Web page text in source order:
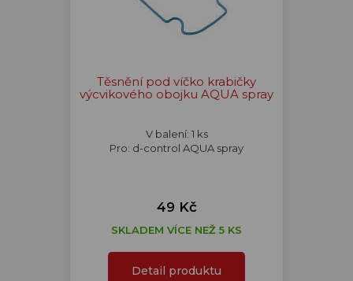
Těsnění pod víčko krabičky
výcvikového obojku AQUA spray
V balení: 1 ks
Pro: d-control AQUA spray
49 Kč
SKLADEM VÍCE NEŽ 5 KS
Detail produktu